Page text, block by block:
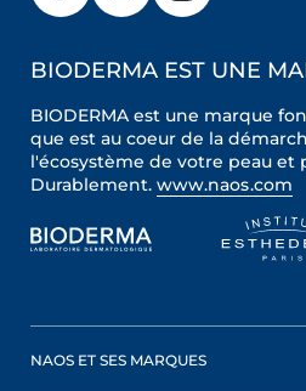
BIODERMA EST UNE
BIODERMA est une marque
que est au coeur de la
l'écosystème de votre peau et
Durablement. www.naos.com
NAOS ET SES MARQUES